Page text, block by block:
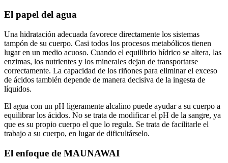
El papel del agua
Una hidratación adecuada favorece directamente los sistemas
tampón de su cuerpo. Casi todos los procesos metabólicos tienen
lugar en un medio acuoso. Cuando el equilibrio hídrico se altera, las
enzimas, los nutrientes y los minerales dejan de transportarse
correctamente. La capacidad de los riñones para eliminar el exceso
de ácidos también depende de manera decisiva de la ingesta de
líquidos.
El agua con un pH ligeramente alcalino puede ayudar a su cuerpo a
equilibrar los ácidos. No se trata de modificar el pH de la sangre, ya
que es su propio cuerpo el que lo regula. Se trata de facilitarle el
trabajo a su cuerpo, en lugar de dificultárselo.
El enfoque de MAUNAWAI